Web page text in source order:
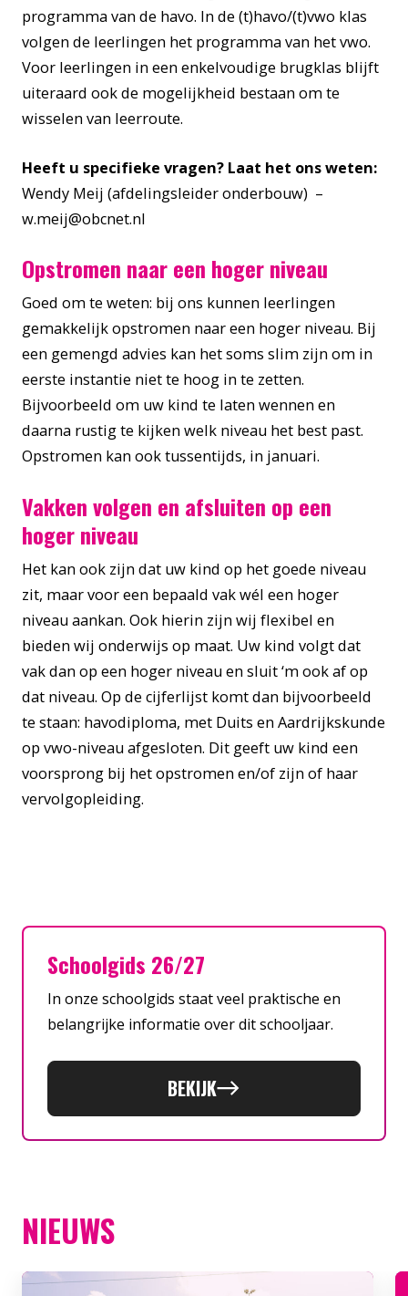
programma van de havo. In de (t)havo/(t)vwo klas
volgen de leerlingen het programma van het vwo.
Voor leerlingen in een enkelvoudige brugklas blijft
uiteraard ook de mogelijkheid bestaan om te
wisselen van leerroute.
Heeft u specifieke vragen? Laat het ons weten:
Wendy Meij (afdelingsleider onderbouw) –
w.meij@obcnet.nl
Opstromen naar een hoger niveau
Goed om te weten: bij ons kunnen leerlingen
gemakkelijk opstromen naar een hoger niveau. Bij
een gemengd advies kan het soms slim zijn om in
eerste instantie niet te hoog in te zetten.
Bijvoorbeeld om uw kind te laten wennen en
daarna rustig te kijken welk niveau het best past.
Opstromen kan ook tussentijds, in januari.
Vakken volgen en afsluiten op een
hoger niveau
Het kan ook zijn dat uw kind op het goede niveau
zit, maar voor een bepaald vak wél een hoger
niveau aankan. Ook hierin zijn wij flexibel en
bieden wij onderwijs op maat. Uw kind volgt dat
vak dan op een hoger niveau en sluit ‘m ook af op
dat niveau. Op de cijferlijst komt dan bijvoorbeeld
te staan: havodiploma, met Duits en Aardrijkskunde
op vwo-niveau afgesloten. Dit geeft uw kind een
voorsprong bij het opstromen en/of zijn of haar
vervolgopleiding.
Schoolgids 26/27
In onze schoolgids staat veel praktische en
belangrijke informatie over dit schooljaar.
BEKIJK
NIEUWS